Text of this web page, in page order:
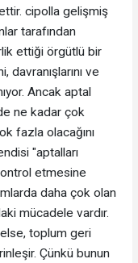
cipolla gelişmiş
tarafından
ettiği örgütlü bir
davranışlarını ve
Ancak aptal
ne kadar çok
fazla olacağını
"aptalları
etmesine
daha çok olan
mücadele vardır.
toplum geri
Çünkü bunun